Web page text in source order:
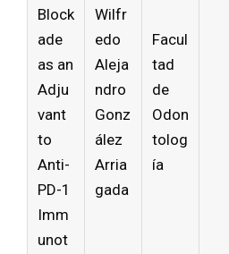
Block
ade
as an
Adju
vant
to
Anti-
PD-1
Imm
unot
Wilfr
edo
Aleja
ndro
Gonz
ález
Arria
gada
Facul
tad
de
Odon
tolog
ía